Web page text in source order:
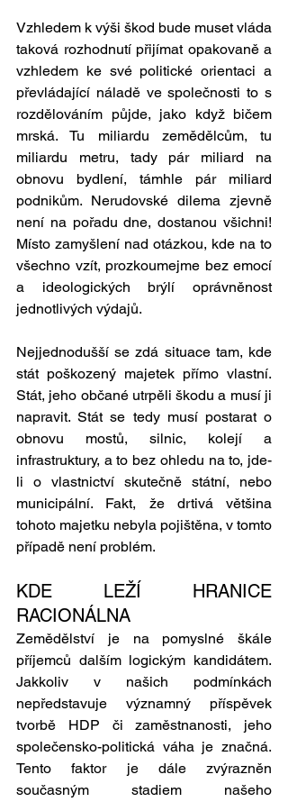
Vzhledem k výši škod bude muset vláda
taková rozhodnutí přijímat opakovaně a
vzhledem ke své politické orientaci a
převládající náladě ve společnosti to s
rozdělováním půjde, jako když bičem
mrská. Tu miliardu zemědělcům, tu
miliardu metru, tady pár miliard na
obnovu bydlení, támhle pár miliard
podnikům. Nerudovské dilema zjevně
není na pořadu dne, dostanou všichni!
Místo zamyšlení nad otázkou, kde na to
všechno vzít, prozkoumejme bez emocí
a ideologických brýlí oprávněnost
jednotlivých výdajů.
Nejjednodušší se zdá situace tam, kde
stát poškozený majetek přímo vlastní.
Stát, jeho občané utrpěli škodu a musí ji
napravit. Stát se tedy musí postarat o
obnovu mostů, silnic, kolejí a
infrastruktury, a to bez ohledu na to, jde-
li o vlastnictví skutečně státní, nebo
municipální. Fakt, že drtivá většina
tohoto majetku nebyla pojištěna, v tomto
případě není problém.
KDE LEŽÍ HRANICE
RACIONÁLNA
Zemědělství je na pomyslné škále
příjemců dalším logickým kandidátem.
Jakkoliv v našich podmínkách
nepředstavuje významný příspěvek
tvorbě HDP či zaměstnanosti, jeho
společensko-politická váha je značná.
Tento faktor je dále zvýrazněn
současným stadiem našeho